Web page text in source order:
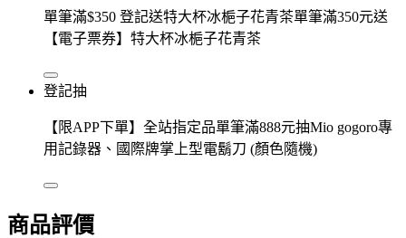
單筆滿$350 登記送特大杯冰梔子花青茶單筆滿350元送
【電子票券】特大杯冰梔子花青茶
登記抽
【限APP下單】全站指定品單筆滿888元抽Mio gogoro專
用記錄器、國際牌掌上型電鬍刀 (顏色隨機)
商品評價